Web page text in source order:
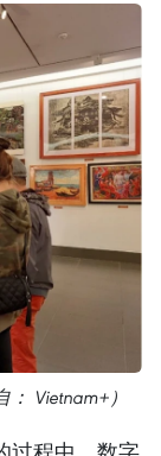
Vietnam+）